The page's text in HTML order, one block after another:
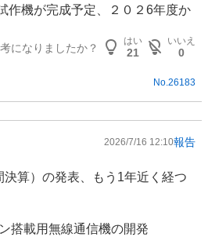
作機が完成予定、２０２6年度か
になりましたか？
はい
21
いいえ
0
No.26183
2026/7/16 12:10報告
決算）の発表、もう1年近く経つ
搭載用無線通信機の開発